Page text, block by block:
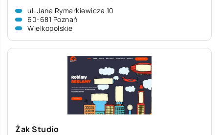
ul. Jana Rymarkiewicza 10
60-681 Poznań
Wielkopolskie
Żak Studio